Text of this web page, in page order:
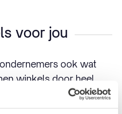
voor jou
ook wat
winkels door heel
geven gedurende deze
cadeautje bij aankoop